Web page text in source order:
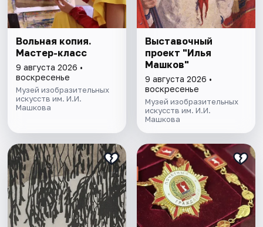
Вольная копия.
Мастер-класс
9 августа 2026 •
воскресенье
Музей изобразительных
искусств им. И.И.
Машкова
Выставочный
проект "Илья
Машков"
9 августа 2026 •
воскресенье
Музей изобразительных
искусств им. И.И.
Машкова